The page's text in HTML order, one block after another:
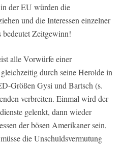
der EU würden die
und die Interessen einzelner
bedeutet Zeitgewinn!
alle Vorwürfe einer
durch seine Herolde in
Größen Gysi und Bartsch (s.
verbreiten. Einmal wird der
gelenkt, dann wieder
der bösen Amerikaner sein,
die Unschuldsvermutung